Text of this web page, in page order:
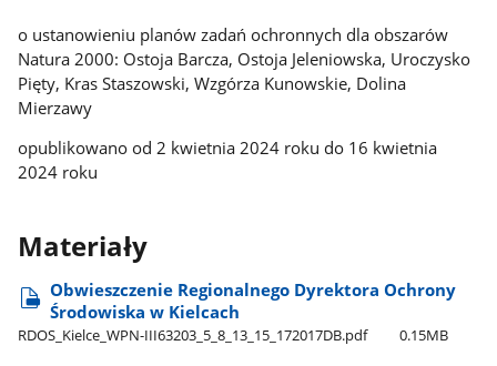
o ustanowieniu planów zadań ochronnych dla obszarów
Natura 2000: Ostoja Barcza, Ostoja Jeleniowska, Uroczysko
Pięty, Kras Staszowski, Wzgórza Kunowskie, Dolina
Mierzawy
opublikowano od 2 kwietnia 2024 roku do 16 kwietnia
2024 roku
Materiały
Obwieszczenie Regionalnego Dyrektora Ochrony
Środowiska w Kielcach
RDOS​_Kielce​_WPN-III63203​_5​_8​_13​_15​_172017DB.pdf 0.15MB